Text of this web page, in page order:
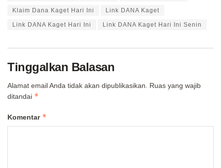
Klaim Dana Kaget Hari Ini Link DANA Kaget
Link DANA Kaget Hari Ini Link DANA Kaget Hari Ini Senin
Tinggalkan Balasan
Alamat email Anda tidak akan dipublikasikan.
Ruas yang wajib
ditandai *
Komentar *